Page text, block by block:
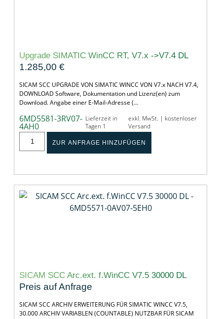
Upgrade SIMATIC WinCC RT, V7.x ->V7.4 DL
1.285,00 €
SICAM SCC UPGRADE VON SIMATIC WINCC VON V7.x NACH V7.4,
DOWNLOAD Software, Dokumentation und Lizenz(en) zum
Download. Angabe einer E-Mail-Adresse (…
6MD5581-3RV07-
4AH0
Lieferzeit in
Tagen 1
exkl. MwSt. | kostenloser
Versand
ZUR ANFRAGE HINZUFÜGEN
SICAM SCC Arc.ext. f.WinCC V7.5 30000 DL
Preis auf Anfrage
SICAM SCC ARCHIV ERWEITERUNG FÜR SIMATIC WINCC V7.5,
30.000 ARCHIV VARIABLEN (COUNTABLE) NUTZBAR FÜR SICAM